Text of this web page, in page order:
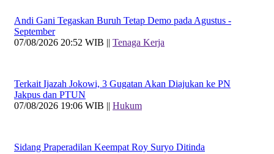
Andi Gani Tegaskan Buruh Tetap Demo pada Agustus -
September
07/08/2026 20:52 WIB || Tenaga Kerja
Terkait Ijazah Jokowi, 3 Gugatan Akan Diajukan ke PN
Jakpus dan PTUN
07/08/2026 19:06 WIB || Hukum
Sidang Praperadilan Keempat Roy Suryo Ditinda